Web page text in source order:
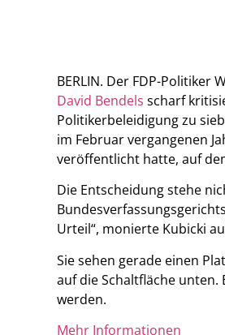
BERLIN. Der FDP-Politiker
David Bendels scharf
Politikerbeleidigung zu
im Februar vergangenen
veröffentlicht hatte, auf
Die Entscheidung stehe
Urteil“, monierte Kubicki
Sie sehen gerade einen
auf die Schaltfläche
werden.
Mehr Informationen